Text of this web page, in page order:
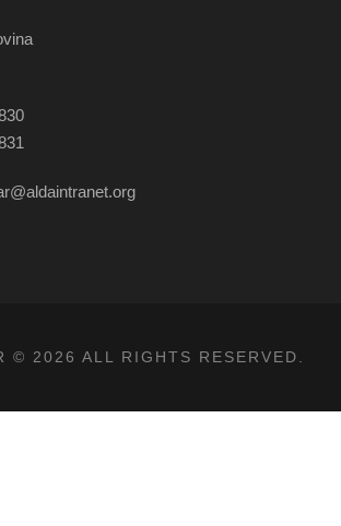
© 2026 ALL RIGHTS RESERVED.